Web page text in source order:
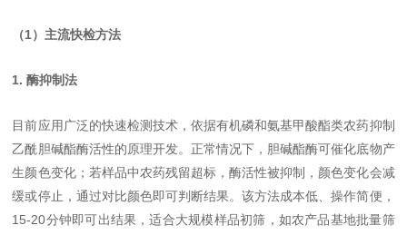
（1）主流快检方法
1. 酶抑制法
目前应用广泛的快速检测技术，依据有机磷和氨基甲酸酯类农药抑制
乙酰胆碱酯酶活性的原理开发。正常情况下，胆碱酯酶可催化底物产
生颜色变化；若样品中农药残留超标，酶活性被抑制，颜色变化会减
缓或停止，通过对比颜色即可判断结果。该方法成本低、操作简便，
15-20分钟即可出结果，适合大规模样品初筛，如农产品基地批量筛